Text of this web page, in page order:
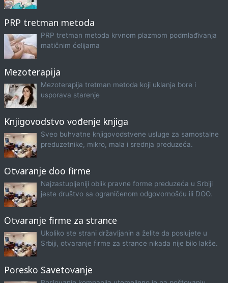
PRP tretman metoda
PRP tretman metoda krvnom plazmom podmlađivanja
matičnim ćelijama
Mezoterapija
Mezoterapija tretman metoda koji uklanja bore i
usporava starenje
Knjigovodstvo vođenje knjiga
Sveo buhvatne knjigovodstvene usluge za samostalne
preduzetnike, mikro, mala i srednja preduzeća.
Otvaranje doo firme
Najzastupljeniji oblik pravne forme preduzeća u Srbiji
jeste društvo sa ograničenom odgovornošću ili DOO.
Otvaranje firme za strance
Ukoliko ste strani državljanin a želite da poslujete u
Srbiji, otvaranje firme za strance nikada nije bilo lakše.
Poresko Savetovanje